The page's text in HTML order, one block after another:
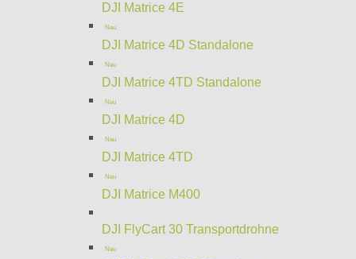
DJI Matrice 4E
Neu
DJI Matrice 4D Standalone
Neu
DJI Matrice 4TD Standalone
Neu
DJI Matrice 4D
Neu
DJI Matrice 4TD
Neu
DJI Matrice M400
DJI FlyCart 30 Transportdrohne
Neu